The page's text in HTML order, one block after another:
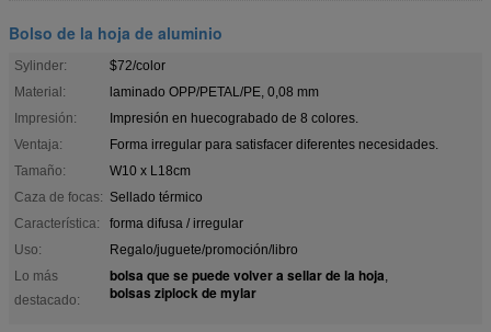
Bolso de la hoja de aluminio
Sylinder:
$72/color
Material:
laminado OPP/PETAL/PE, 0,08 mm
Impresión:
Impresión en huecograbado de 8 colores.
Ventaja:
Forma irregular para satisfacer diferentes necesidades.
Tamaño:
W10 x L18cm
Caza de focas: Sellado térmico
Característica:
forma difusa / irregular
Uso:
Regalo/juguete/promoción/libro
Lo más
destacado:
bolsa que se puede volver a sellar de la hoja,
bolsas ziplock de mylar